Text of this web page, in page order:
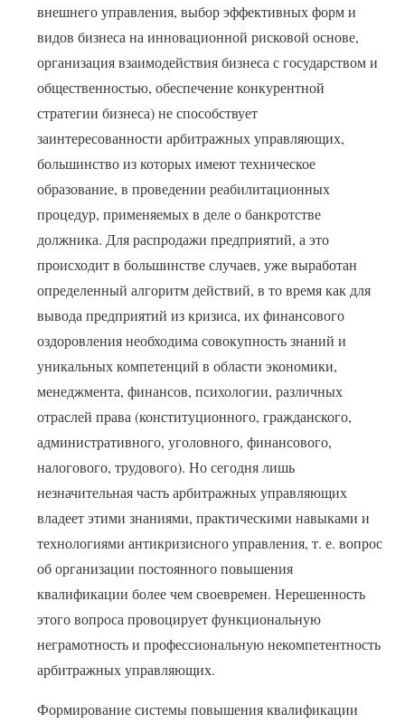
внешнего управления, выбор эффективных форм и
видов бизнеса на инновационной рисковой основе,
организация взаимодействия бизнеса с государством и
общественностью, обеспечение конкурентной
стратегии бизнеса) не способствует
заинтересованности арбитражных управляющих,
большинство из которых имеют техническое
образование, в проведении реабилитационных
процедур, применяемых в деле о банкротстве
должника. Для распродажи предприятий, а это
происходит в большинстве случаев, уже выработан
определенный алгоритм действий, в то время как для
вывода предприятий из кризиса, их финансового
оздоровления необходима совокупность знаний и
уникальных компетенций в области экономики,
менеджмента, финансов, психологии, различных
отраслей права (конституционного, гражданского,
административного, уголовного, финансового,
налогового, трудового). Но сегодня лишь
незначительная часть арбитражных управляющих
владеет этими знаниями, практическими навыками и
технологиями антикризисного управления, т. е. вопрос
об организации постоянного повышения
квалификации более чем своевремен. Нерешенность
этого вопроса провоцирует функциональную
неграмотность и профессиональную некомпетентность
арбитражных управляющих.
Формирование системы повышения квалификации